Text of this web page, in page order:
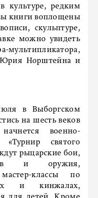
культуре, редким
книги воплощены
скульптуре,
можно увидеть
Юрия Норштейна и
в Выборгском
на шесть веков
военно-
«Турнир святого
рыцарские бои,
и оружия,
классы по
и кинжалах,